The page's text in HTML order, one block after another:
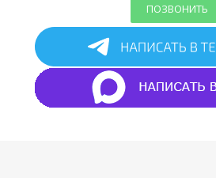
ПОЗВОНИТЬ